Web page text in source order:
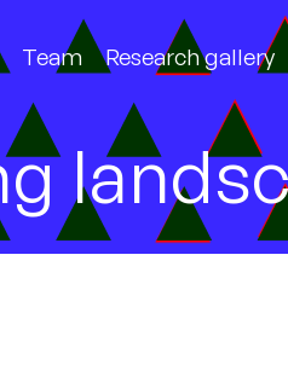
Team Research gallery